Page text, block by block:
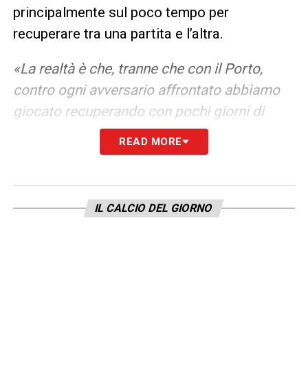
principalmente sul poco tempo per
recuperare tra una partita e l’altra.
«La realtà è che, tranne che con il Porto,
contro ogni avversario affrontato abbiamo
giocato recuperando con pochi giorni di
pausa. Si giocano due o tre partite di
seguito, e poi arriva la quarta, quinta, sesta,
È doloroso, 24 ore fanno la differenza. A
volte leggo commenti completamente
READ MORE
IL CALCIO DEL GIORNO